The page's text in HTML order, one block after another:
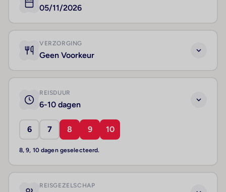
05/11/2026
VERZORGING
Geen Voorkeur
REISDUUR
6-10 dagen
6 7 8 9 10
8, 9, 10 dagen geselecteerd.
REISGEZELSCHAP